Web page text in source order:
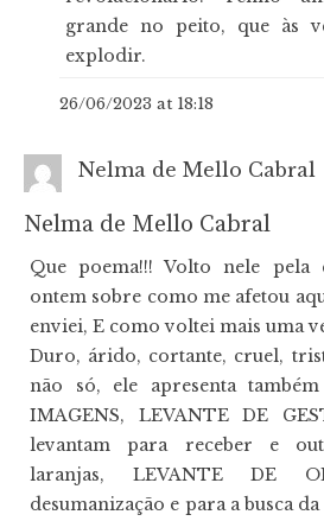
grande no peito, que às
explodir.
26/06/2023 at 18:18
Nelma de Mello Cabral
Nelma de Mello Cabral
Que poema!!! Volto nele pela
ontem sobre como me afetou
enviei, E como voltei mais uma
Duro, árido, cortante, cruel,
não só, ele apresenta
IMAGENS, LEVANTE DE
levantam para receber e
laranjas, LEVANTE DE
desumanização e para a busca